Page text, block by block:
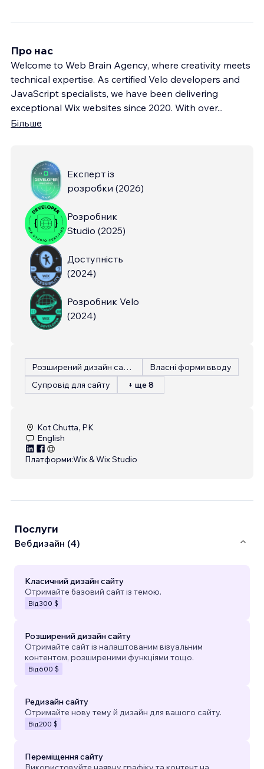
Про нас
Welcome to Web Brain Agency, where creativity meets
technical expertise. As certified Velo developers and
JavaScript specialists, we have been delivering
exceptional Wix websites since 2020. With over...
Більше
Експерт із
розробки (2026)
Розробник
Studio (2025)
Доступність
(2024)
Розробник Velo
(2024)
Розширений дизайн сайту
Власні форми вводу
Супровід для сайту
+ ще 8
Kot Chutta, PK
English
Платформи:Wix & Wix Studio
Послуги
Вебдизайн (4)
Класичний дизайн сайту
Отримайте базовий сайт із темою.
Від300 $
Розширений дизайн сайту
Отримайте сайт із налаштованим візуальним
контентом, розширеними функціями тощо.
Від 600 $
Редизайн сайту
Отримайте нову тему й дизайн для вашого сайту.
Від200 $
Переміщення сайту